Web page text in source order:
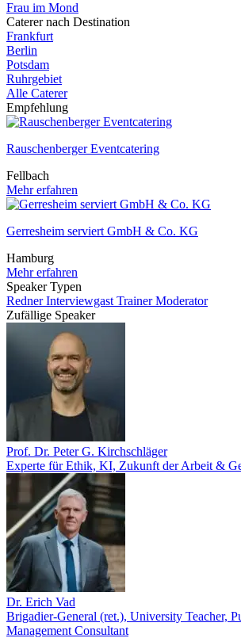
Frau im Mond
Caterer nach Destination
Frankfurt
Berlin
Potsdam
Ruhrgebiet
Alle Caterer
Empfehlung
Rauschenberger Eventcatering
Fellbach
Mehr erfahren
Gerresheim serviert GmbH & Co. KG
Hamburg
Mehr erfahren
Speaker Typen
RednerInterviewgast TrainerModerator
Zufällige Speaker
Prof. Dr. Peter G. Kirchschläger
Experte für Ethik, KI, Zukunft der Arbeit &
Dr. Erich Vad
Brigadier-General (ret.), University Teacher,
Management Consultant